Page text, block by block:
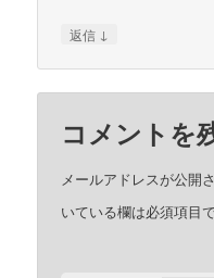
返信 ↓
コメントを
メールアドレスが公開
いている欄は必須項目